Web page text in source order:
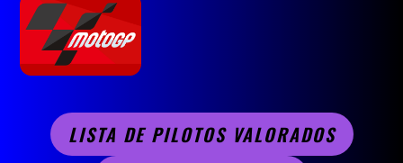
LISTA DE PILOTOS VALORADOS